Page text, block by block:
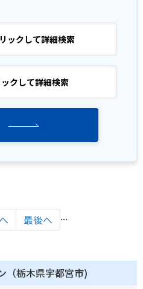
ックして詳細検索
クして詳細検索
...
最後へ
（栃木県宇都宮市)